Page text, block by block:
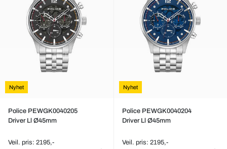
Nyhet
Police PEWGK0040205
Driver Ll Ø45mm
Veil. pris: 2195,-
Nyhet
Police PEWGK0040204
Driver Ll Ø45mm
Veil. pris: 2195,-